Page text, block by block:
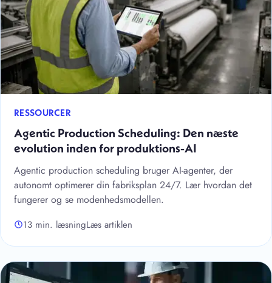
RESSOURCER
Agentic Production Scheduling: Den næste
evolution inden for produktions-AI
Agentic production scheduling bruger AI-agenter, der
autonomt optimerer din fabriksplan 24/7. Lær hvordan det
fungerer og se modenhedsmodellen.
13 min. læsningLæs artiklen